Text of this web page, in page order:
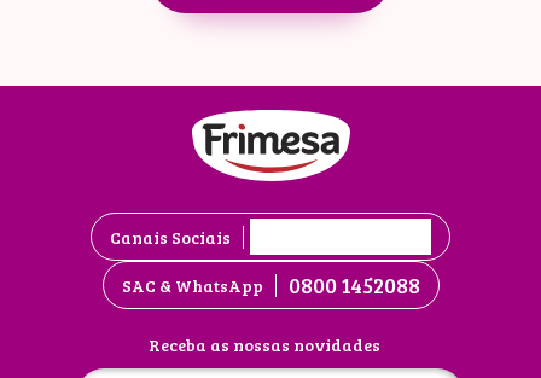
Canais Sociais
SAC & WhatsApp 0800 1452088
Receba as nossas novidades